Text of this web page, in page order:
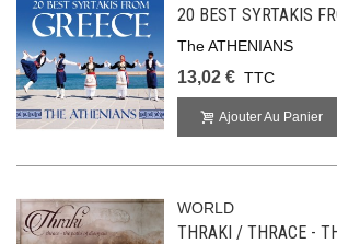
20 BEST SYRTAKIS
The ATHENIANS
13,02 € TTC
Ajouter Au Panier
WORLD
THRAKI / THRACE -